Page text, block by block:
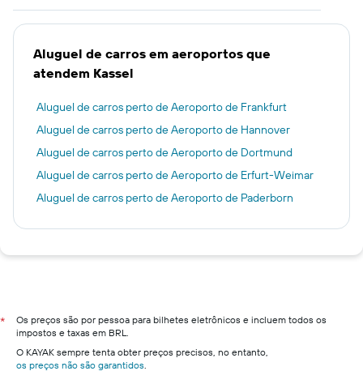
Aluguel de carros em aeroportos que
atendem Kassel
Aluguel de carros perto de Aeroporto de Frankfurt
Aluguel de carros perto de Aeroporto de Hannover
Aluguel de carros perto de Aeroporto de Dortmund
Aluguel de carros perto de Aeroporto de Erfurt-Weimar
Aluguel de carros perto de Aeroporto de Paderborn
*
Os preços são por pessoa para bilhetes eletrônicos e incluem todos os
impostos e taxas em BRL.
O KAYAK sempre tenta obter preços precisos, no entanto,
os preços não são garantidos.